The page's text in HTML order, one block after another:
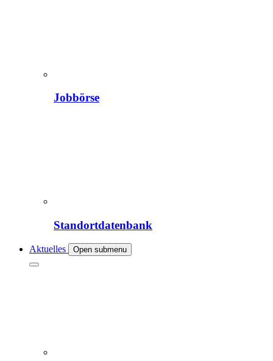
Jobbörse
Standortdatenbank
Aktuelles Open submenu